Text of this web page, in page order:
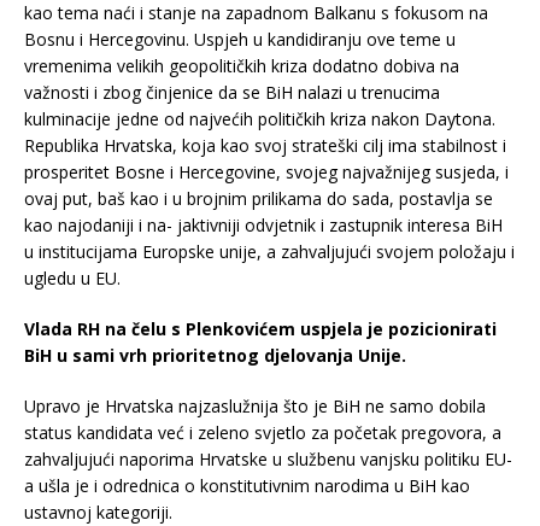
kao tema naći i stanje na zapadnom Balkanu s fokusom na
Bosnu i Hercegovinu. Uspjeh u kandidiranju ove teme u
vremenima velikih geopolitičkih kriza dodatno dobiva na
važnosti i zbog činjenice da se BiH nalazi u trenucima
kulminacije jedne od najvećih političkih kriza nakon Daytona.
Republika Hrvatska, koja kao svoj strateški cilj ima stabilnost i
prosperitet Bosne i Hercegovine, svojeg najvažnijeg susjeda, i
ovaj put, baš kao i u brojnim prilikama do sada, postavlja se
kao najodaniji i na- jaktivniji odvjetnik i zastupnik interesa BiH
u institucijama Europske unije, a zahvaljujući svojem položaju i
ugledu u EU.
Vlada RH na čelu s Plenkovićem uspjela je pozicionirati
BiH u sami vrh prioritetnog djelovanja Unije.
Upravo je Hrvatska najzaslužnija što je BiH ne samo dobila
status kandidata već i zeleno svjetlo za početak pregovora, a
zahvaljujući naporima Hrvatske u službenu vanjsku politiku EU-
a ušla je i odrednica o konstitutivnim narodima u BiH kao
ustavnoj kategoriji.